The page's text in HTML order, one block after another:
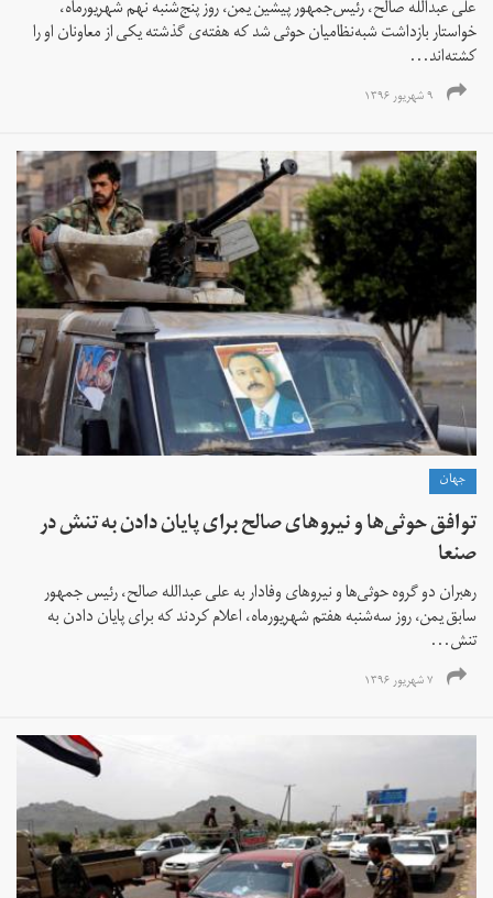
علی عبدالله صالح، رئیس‌جمهور پیشین یمن، روز پنج‌شنبه نهم شهریورماه،
خواستار بازداشت شبه‌نظامیان حوثی شد که هفته‌ی گذشته یکی از معاونان او را
کشته‌اند...
۹ شهریور ۱۳۹۶
جهان
توافق حوثی‌ها و نیروهای صالح برای پایان دادن به تنش در
صنعا
رهبران دو گروه حوثی‌ها و نیروهای وفادار به علی عبدالله صالح، رئیس جمهور
سابق یمن، روز سه‌شنبه هفتم شهریورماه، اعلام کردند که برای پایان دادن به
تنش...
۷ شهریور ۱۳۹۶